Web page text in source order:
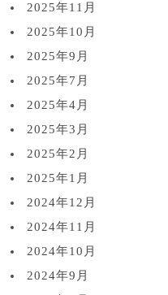
2025年11月
2025年10月
2025年9月
2025年7月
2025年4月
2025年3月
2025年2月
2025年1月
2024年12月
2024年11月
2024年10月
2024年9月